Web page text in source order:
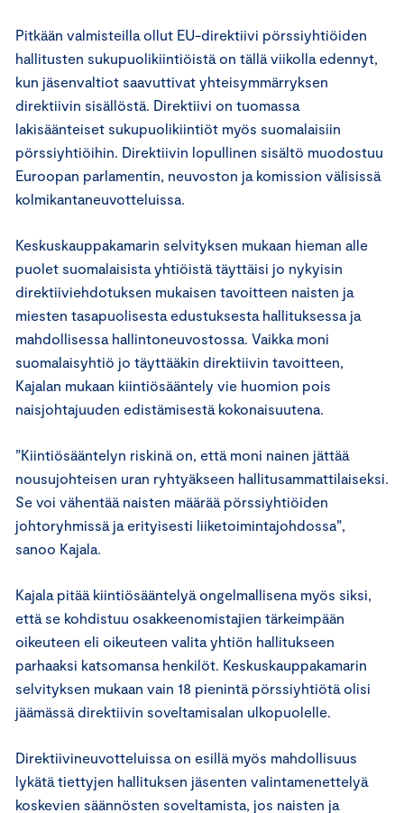
Pitkään valmisteilla ollut EU-direktiivi pörssiyhtiöiden
hallitusten sukupuolikiintiöistä on tällä viikolla edennyt,
kun jäsenvaltiot saavuttivat yhteisymmärryksen
direktiivin sisällöstä. Direktiivi on tuomassa
lakisäänteiset sukupuolikiintiöt myös suomalaisiin
pörssiyhtiöihin. Direktiivin lopullinen sisältö muodostuu
Euroopan parlamentin, neuvoston ja komission välisissä
kolmikantaneuvotteluissa.
Keskuskauppakamarin selvityksen mukaan hieman alle
puolet suomalaisista yhtiöistä täyttäisi jo nykyisin
direktiiviehdotuksen mukaisen tavoitteen naisten ja
miesten tasapuolisesta edustuksesta hallituksessa ja
mahdollisessa hallintoneuvostossa. Vaikka moni
suomalaisyhtiö jo täyttääkin direktiivin tavoitteen,
Kajalan mukaan kiintiösääntely vie huomion pois
naisjohtajuuden edistämisestä kokonaisuutena.
”Kiintiösääntelyn riskinä on, että moni nainen jättää
nousujohteisen uran ryhtyäkseen hallitusammattilaiseksi.
Se voi vähentää naisten määrää pörssiyhtiöiden
johtoryhmissä ja erityisesti liiketoimintajohdossa”,
sanoo Kajala.
Kajala pitää kiintiösääntelyä ongelmallisena myös siksi,
että se kohdistuu osakkeenomistajien tärkeimpään
oikeuteen eli oikeuteen valita yhtiön hallitukseen
parhaaksi katsomansa henkilöt. Keskuskauppakamarin
selvityksen mukaan vain 18 pienintä pörssiyhtiötä olisi
jäämässä direktiivin soveltamisalan ulkopuolelle.
Direktiivineuvotteluissa on esillä myös mahdollisuus
lykätä tiettyjen hallituksen jäsenten valintamenettelyä
koskevien säännösten soveltamista, jos naisten ja